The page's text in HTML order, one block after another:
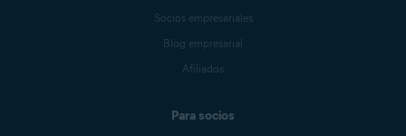
Socios empresariales
Blog empresarial
Afiliados
Para socios